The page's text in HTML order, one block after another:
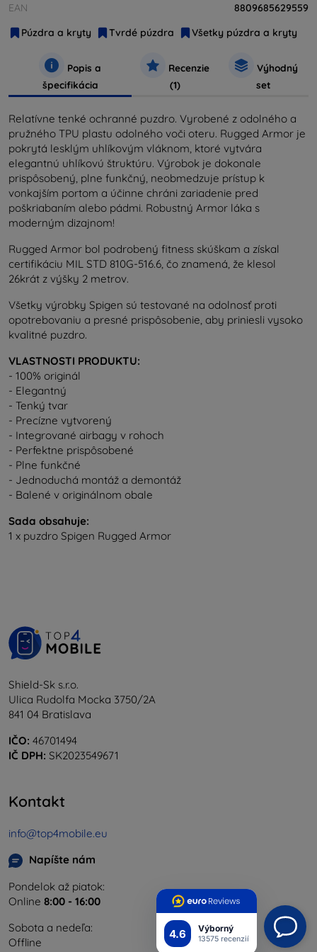
4.6 Výborný
13575 recenzií
EAN
8809685629559
Púzdra a kryty
Tvrdé púzdra Všetky púzdra a kryty
Popis a
špecifikácia
Recenzie
(1)
Výhodný
set
Relatívne tenké ochranné puzdro. Vyrobené z odolného a
pružného TPU plastu odolného voči oteru. Rugged Armor je
pokrytá lesklým uhlíkovým vláknom, ktoré vytvára
elegantnú uhlíkovú štruktúru. Výrobok je dokonale
prispôsobený, plne funkčný, neobmedzuje prístup k
vonkajším portom a účinne chráni zariadenie pred
poškriabaním alebo pádmi. Robustný Armor láka s
moderným dizajnom!
Rugged Armor bol podrobený fitness skúškam a získal
certifikáciu MIL STD 810G-516.6, čo znamená, že klesol
26krát z výšky 2 metrov.
Všetky výrobky Spigen sú testované na odolnosť proti
opotrebovaniu a presné prispôsobenie, aby priniesli vysoko
kvalitné puzdro.
VLASTNOSTI PRODUKTU:
- 100% originál
- Elegantný
- Tenký tvar
- Precízne vytvorený
- Integrované airbagy v rohoch
- Perfektne prispôsobené
- Plne funkčné
- Jednoduchá montáž a demontáž
- Balené v originálnom obale
Sada obsahuje:
1 x puzdro Spigen Rugged Armor
Shield-Sk s.r.o.
Ulica Rudolfa Mocka 3750/2A
841 04 Bratislava
IČO: 46701494
IČ DPH: SK2023549671
Kontakt
info@top4mobile.eu
Napíšte nám
Pondelok až piatok:
Online 8:00 - 16:00
Sobota a nedeľa:
Offline